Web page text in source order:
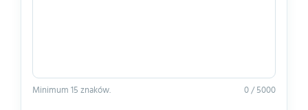
Minimum 15 znaków. 0 / 5000